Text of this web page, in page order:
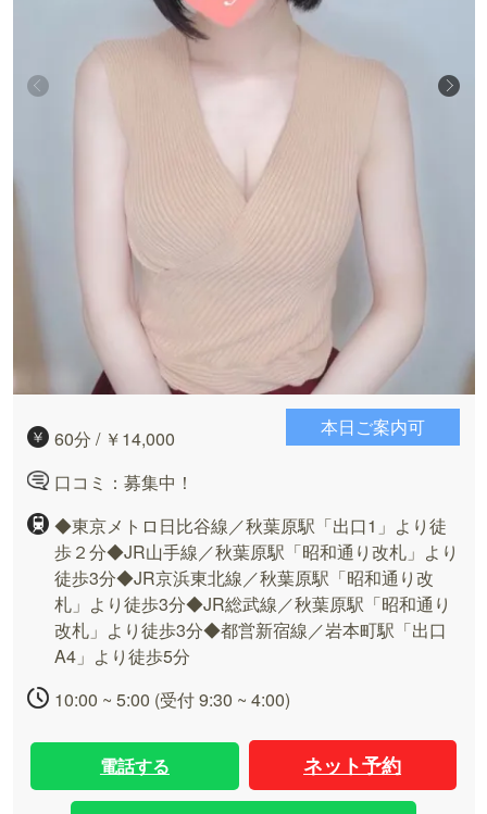
60分 / ￥14,000
口コミ：募集中！
◆東京メトロ日比谷線／秋葉原駅「出口1」より徒
歩２分◆JR山手線／秋葉原駅「昭和通り改札」より
徒歩3分◆JR京浜東北線／秋葉原駅「昭和通り改
札」より徒歩3分◆JR総武線／秋葉原駅「昭和通り
改札」より徒歩3分◆都営新宿線／岩本町駅「出口
A4」より徒歩5分
10:00 ~ 5:00 (受付 9:30 ~ 4:00)
本日ご案内可
電話する ネット予約